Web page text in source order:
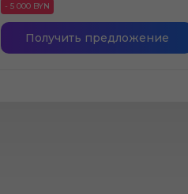
- 5 000 BYN
Получить предложение